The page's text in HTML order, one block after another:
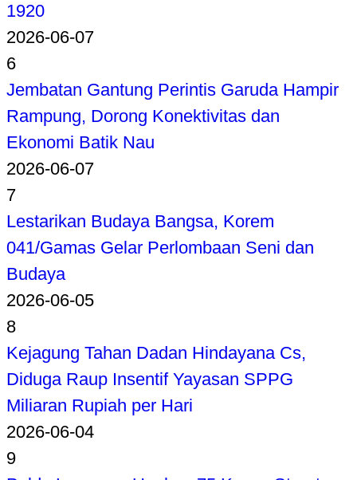
1920
2026-06-07
6
Jembatan Gantung Perintis Garuda Hampir
Rampung, Dorong Konektivitas dan
Ekonomi Batik Nau
2026-06-07
7
Lestarikan Budaya Bangsa, Korem
041/Gamas Gelar Perlombaan Seni dan
Budaya
2026-06-05
8
Kejagung Tahan Dadan Hindayana Cs,
Diduga Raup Insentif Yayasan SPPG
Miliaran Rupiah per Hari
2026-06-04
9